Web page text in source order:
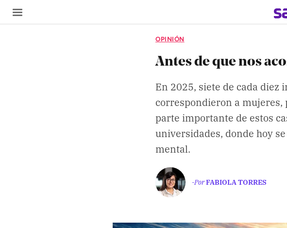
OPINIÓN
Antes de que nos
En 2025, siete de cada
correspondieron a
parte importante de estos
universidades, donde hoy
mental.
-PorFABIOLA TORRES